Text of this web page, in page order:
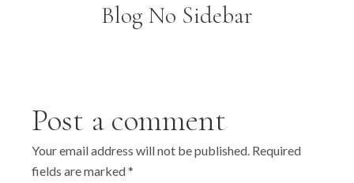
Blog No Sidebar
Post a comment
Your email address will not be published. Required
fields are marked*